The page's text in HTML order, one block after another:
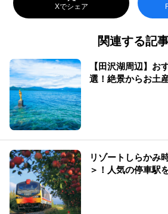
Xでシェア
関連する記
【田沢湖周辺】お
選！絶景からお土
リゾートしらかみ
＞！人気の停車駅